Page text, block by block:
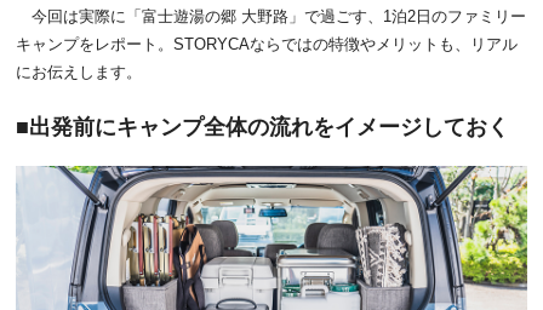
今回は実際に「富士遊湯の郷 大野路」で過ごす、1泊2日のファミリー
キャンプをレポート。STORYCAならではの特徴やメリットも、リアル
にお伝えします。
出発前にキャンプ全体の流れをイメージしておく